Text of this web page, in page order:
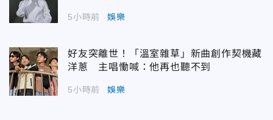
5小時前 娛樂
好友突離世！「溫室雜草」新曲創作契機藏
洋蔥 主唱慟喊：他再也聽不到
5小時前 娛樂